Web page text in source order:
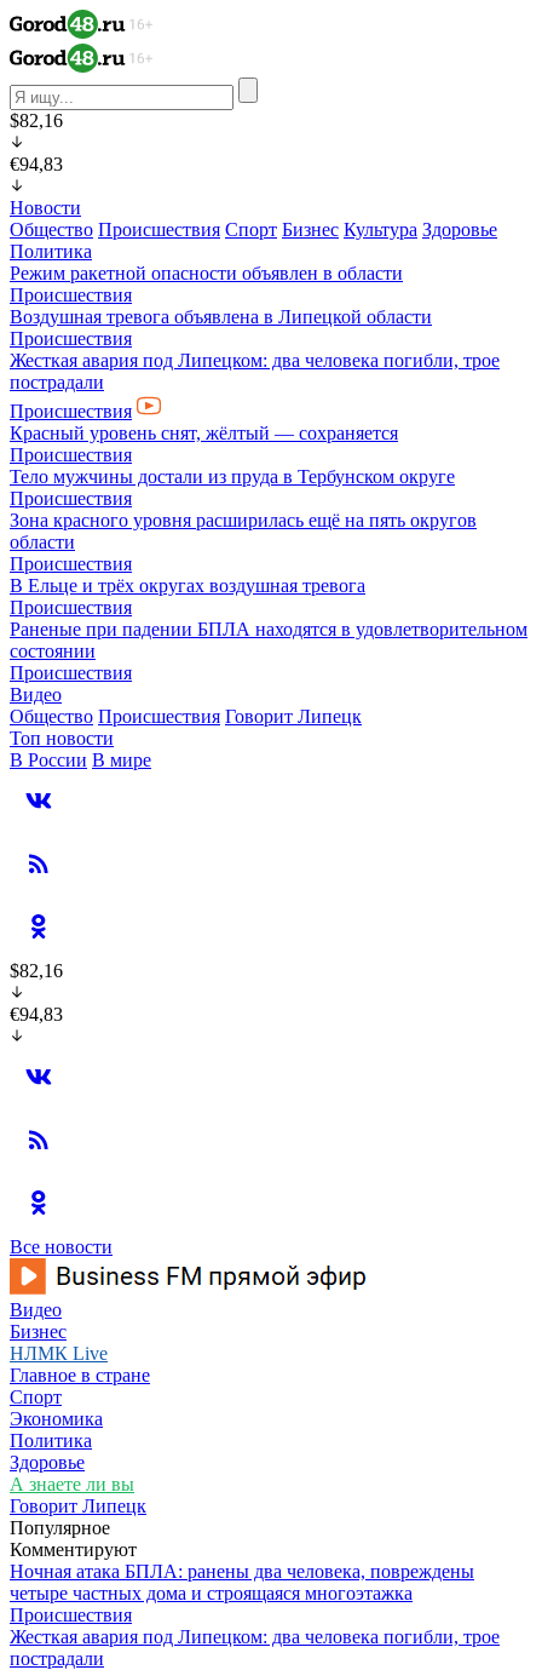
$82,16
€94,83
Новости
Общество Происшествия Спорт Бизнес Культура Здоровье
Политика
Режим ракетной опасности объявлен в области
Происшествия
Воздушная тревога объявлена в Липецкой области
Происшествия
Жесткая авария под Липецком: два человека погибли, трое
пострадали
Происшествия
Красный уровень снят, жёлтый — сохраняется
Происшествия
Тело мужчины достали из пруда в Тербунском округе
Происшествия
Зона красного уровня расширилась ещё на пять округов
области
Происшествия
В Ельце и трёх округах воздушная тревога
Происшествия
Раненые при падении БПЛА находятся в удовлетворительном
состоянии
Происшествия
Видео
Общество Происшествия Говорит Липецк
Топ новости
В России В мире
$82,16
€94,83
Все новости
Видео
Бизнес
НЛМК Live
Главное в стране
Спорт
Экономика
Политика
Здоровье
А знаете ли вы
Говорит Липецк
Популярное
Комментируют
Ночная атака БПЛА: ранены два человека, повреждены
четыре частных дома и строящаяся многоэтажка
Происшествия
Жесткая авария под Липецком: два человека погибли, трое
пострадали